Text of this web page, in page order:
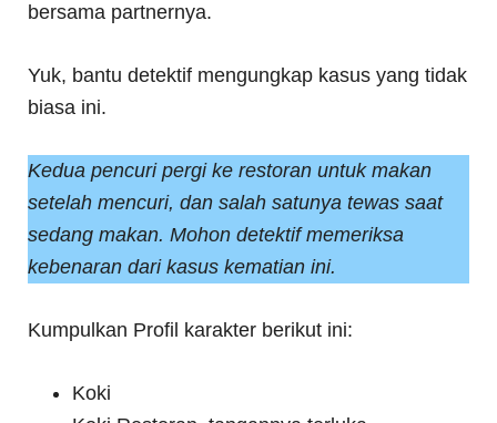
bersama partnernya.
Yuk, bantu detektif mengungkap kasus yang tidak
biasa ini.
Kedua pencuri pergi ke restoran untuk makan
setelah mencuri, dan salah satunya tewas saat
sedang makan. Mohon detektif memeriksa
kebenaran dari kasus kematian ini.
Kumpulkan Profil karakter berikut ini:
Koki